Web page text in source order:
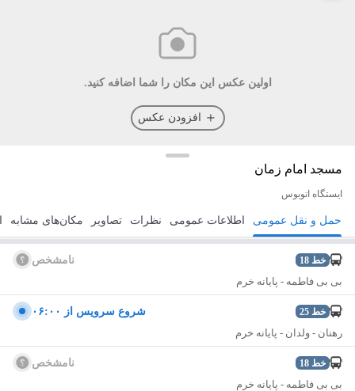
اولین عکس این مکان را شما اضافه کنید.
افزودن عکس
مسجد امام زمان
ایستگاه اتوبوس
مسیریابی ذخیره ارسال حمل و نقل عمومی اطلاعات عمومی نظرات تصاویر مکان‌های مشابه
خط 18
نامشخص
بی بی فاطمه - پایانه خرم
خط 25
شروع سرویس از ۰۶:۰۰
رهنان - ولدان - پایانه خرم
خط 18
نامشخص
بی بی فاطمه - پایانه خرم